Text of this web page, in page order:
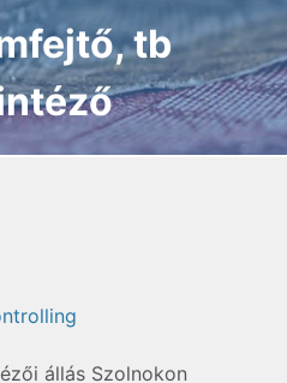
tb
állás Szolnokon